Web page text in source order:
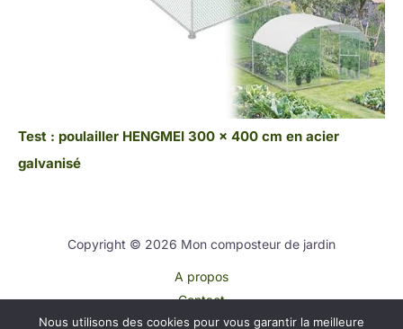
Test : poulailler HENGMEI 300 x 400 cm en acier
galvanisé
Copyright © 2026 Mon composteur de jardin
A propos
Contact
Plan du site
Nous utilisons des cookies pour vous garantir la meilleure